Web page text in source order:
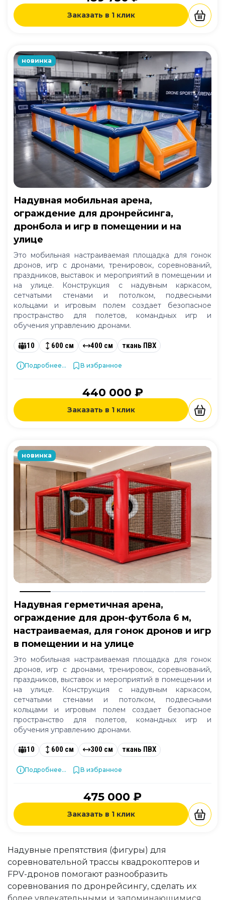
Заказать в 1 клик
новинка
Надувная мобильная арена,
ограждение для дронрейсинга,
дронбола и игр в помещении и на
улице
Это мобильная настраиваемая площадка для гонок
дронов, игр с дронами, тренировок, соревнований,
праздников, выставок и мероприятий в помещении и
на улице. Конструкция с надувным каркасом,
сетчатыми стенами и потолком, подвесными
кольцами и игровым полем создает безопасное
пространство для полетов, командных игр и
обучения управлению дронами.
10 600 см 400 см ткань ПВХ
Подробнее... В избранное
440 000 ₽
Заказать в 1 клик
новинка
Надувная герметичная арена,
ограждение для дрон-футбола 6 м,
настраиваемая, для гонок дронов и игр
в помещении и на улице
Это мобильная настраиваемая площадка для гонок
дронов, игр с дронами, тренировок, соревнований,
праздников, выставок и мероприятий в помещении и
на улице. Конструкция с надувным каркасом,
сетчатыми стенами и потолком, подвесными
кольцами и игровым полем создает безопасное
пространство для полетов, командных игр и
обучения управлению дронами.
10 600 см 300 см ткань ПВХ
Подробнее... В избранное
475 000 ₽
Заказать в 1 клик
Надувные препятствия (фигуры) для
соревновательной трассы квадрокоптеров и
FPV-дронов помогают разнообразить
соревнования по дронрейсингу, сделать их
более увлекательными и запоминающимися.